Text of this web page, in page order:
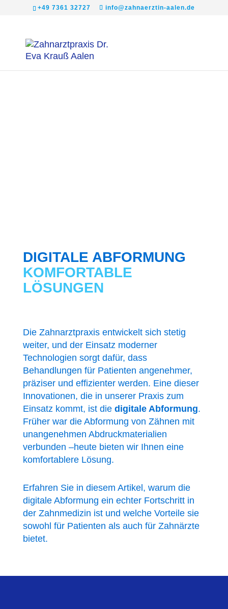
+49 7361 32727 info@zahnaerztin-aalen.de
DIGITALE ABFORMUNG
KOMFORTABLE
LÖSUNGEN
Die Zahnarztpraxis entwickelt sich stetig
weiter, und der Einsatz moderner
Technologien sorgt dafür, dass
Behandlungen für Patienten angenehmer,
präziser und effizienter werden. Eine dieser
Innovationen, die in unserer Praxis zum
Einsatz kommt, ist die digitale Abformung.
Früher war die Abformung von Zähnen mit
unangenehmen Abdruckmaterialien
verbunden –heute bieten wir Ihnen eine
komfortablere Lösung.
Erfahren Sie in diesem Artikel, warum die
digitale Abformung ein echter Fortschritt in
der Zahnmedizin ist und welche Vorteile sie
sowohl für Patienten als auch für Zahnärzte
bietet.